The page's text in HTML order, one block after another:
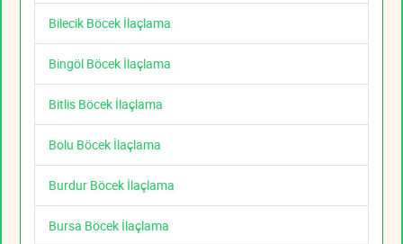
Bilecik Böcek İlaçlama
Bingöl Böcek İlaçlama
Bitlis Böcek İlaçlama
Bolu Böcek İlaçlama
Burdur Böcek İlaçlama
Bursa Böcek İlaçlama